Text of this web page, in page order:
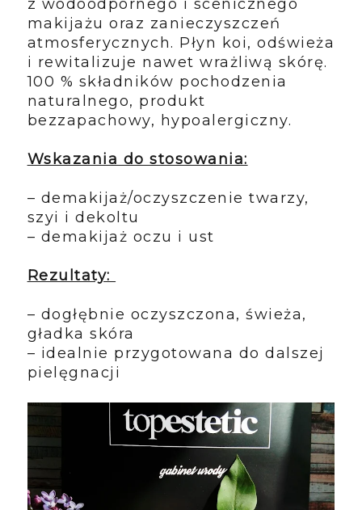
z wodoodpornego i scenicznego
makijażu oraz zanieczyszczeń
atmosferycznych. Płyn koi, odświeża
i rewitalizuje nawet wrażliwą skórę.
100 % składników pochodzenia
naturalnego, produkt
bezzapachowy, hypoalergiczny.
Wskazania do stosowania:
– demakijaż/oczyszczenie twarzy,
szyi i dekoltu
– demakijaż oczu i ust
Rezultaty:
– dogłębnie oczyszczona, świeża,
gładka skóra
– idealnie przygotowana do dalszej
pielęgnacji